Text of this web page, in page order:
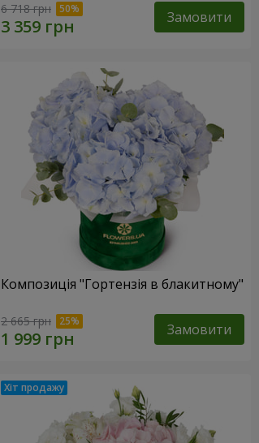
6 718 грн Замовити
Композиція "Гортензія в блакитному"
2 665 грн Замовити